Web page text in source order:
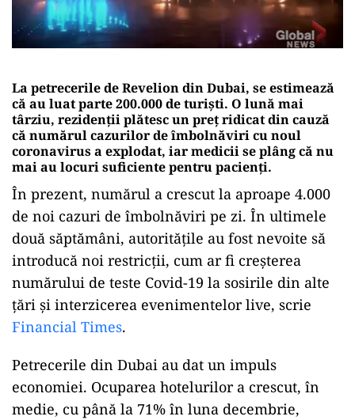
La petrecerile de Revelion din Dubai, se estimează
că au luat parte 200.000 de turiști. O lună mai
târziu, rezidenții plătesc un preț ridicat din cauză
că numărul cazurilor de îmbolnăviri cu noul
coronavirus a explodat, iar medicii se plâng că nu
mai au locuri suficiente pentru pacienți.
În prezent, numărul a crescut la aproape 4.000
de noi cazuri de îmbolnăviri pe zi. În ultimele
două săptămâni, autoritățile au fost nevoite să
introducă noi restricții, cum ar fi creșterea
numărului de teste Covid-19 la sosirile din alte
țări și interzicerea evenimentelor live, scrie
Financial Times.
Petrecerile din Dubai au dat un impuls
economiei. Ocuparea hotelurilor a crescut, în
medie, cu până la 71% în luna decembrie,